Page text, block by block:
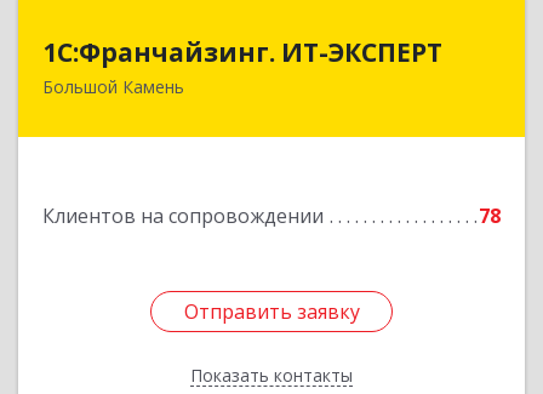
1С:Франчайзинг. ИТ-ЭКСПЕРТ
Большой Камень
Клиентов на сопровождении 78
Отправить заявку
Показать контакты
1С:Франчайзинг. ИТ-ЭКСПЕРТ
692806, Приморский край, Большой Камень г,
Отправить заявку
Назад